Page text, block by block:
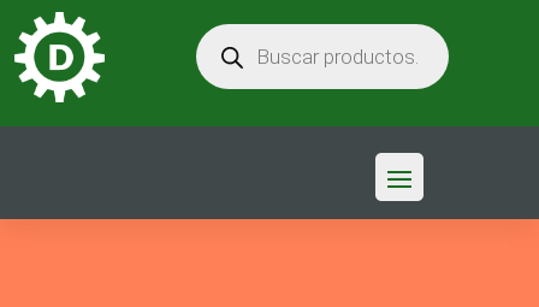
BÚSQUEDA
DE
PRODUCTOS